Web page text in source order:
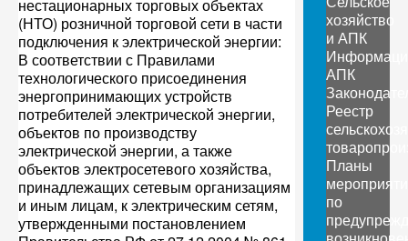
нестационарных торговых объектах
(НТО) розничной торговой сети в части
подключения к электрической энергии:
В соответствии с Правилами
технологического присоединения
энергопринимающих устройств
потребителей электрической энергии,
объектов по производству
электрической энергии, а также
объектов электросетевого хозяйства,
принадлежащих сетевым организациям
и иным лицам, к электрическим сетям,
утвержденными постановлением
хозяйство
и АПК
АПК
Реестр
Планы
по